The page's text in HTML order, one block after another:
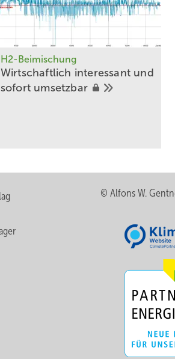
H2-Beimischung
Wirtschaftlich interessant und
sofort umsetzbar
© Alfons W.